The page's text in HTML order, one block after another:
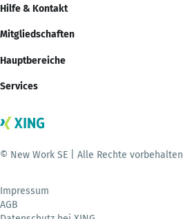
Hilfe & Kontakt
Mitgliedschaften
Hauptbereiche
Services
© New Work SE | Alle Rechte vorbehalten
Impressum
AGB